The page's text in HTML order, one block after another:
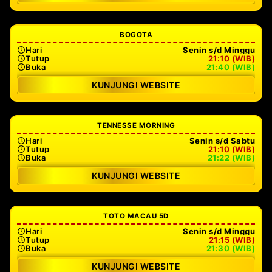
BOGOTA
Hari
Senin s/d Minggu
Tutup
21:10 (WIB)
Buka
21:40 (WIB)
KUNJUNGI WEBSITE
TENNESSE MORNING
Hari
Senin s/d Sabtu
Tutup
21:10 (WIB)
Buka
21:22 (WIB)
KUNJUNGI WEBSITE
TOTO MACAU 5D
Hari
Senin s/d Minggu
Tutup
21:15 (WIB)
Buka
21:30 (WIB)
KUNJUNGI WEBSITE